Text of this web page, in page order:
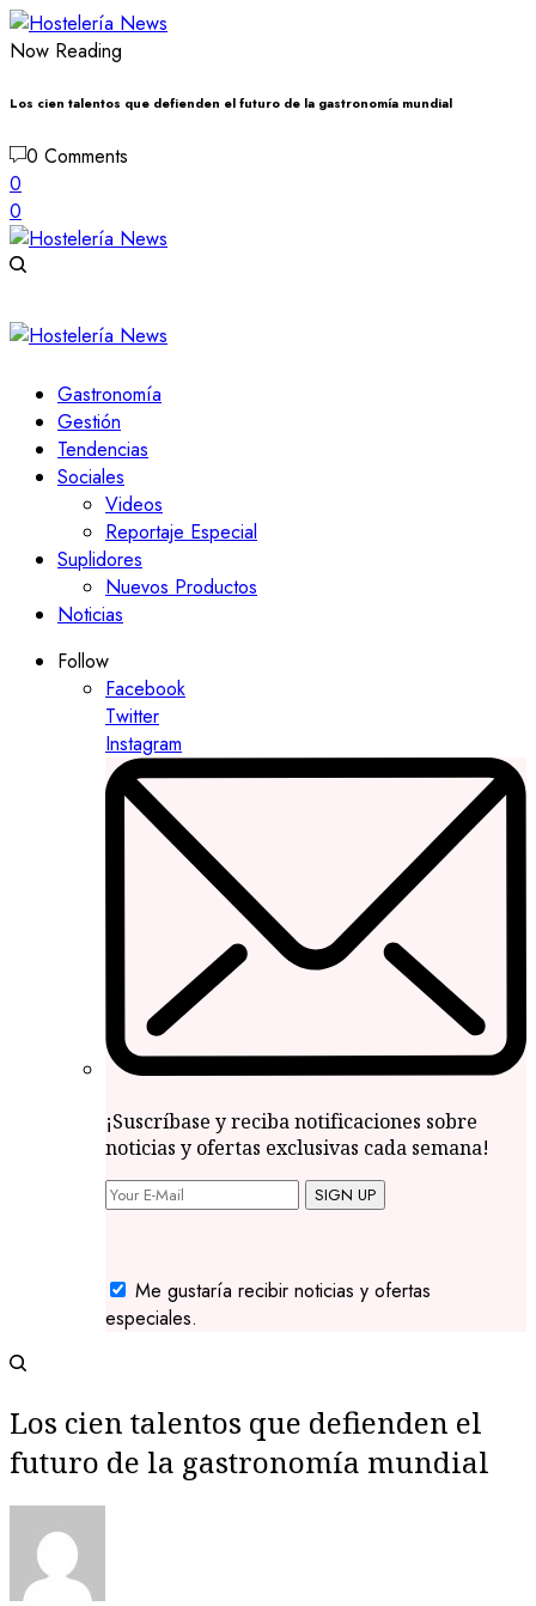
Now Reading
Los cien talentos que defienden el futuro de la gastronomía mundial
0 Comments
0
0
Gastronomía
Gestión
Tendencias
Sociales
Videos
Reportaje Especial
Suplidores
Nuevos Productos
Noticias
Follow
Facebook
Twitter
Instagram
¡Suscríbase y reciba notificaciones sobre
noticias y ofertas exclusivas cada semana!
SIGN UP
Me gustaría recibir noticias y ofertas
especiales.
Los cien talentos que defienden el
futuro de la gastronomía mundial